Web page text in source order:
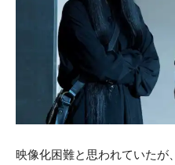
映像化困難と思われていたが